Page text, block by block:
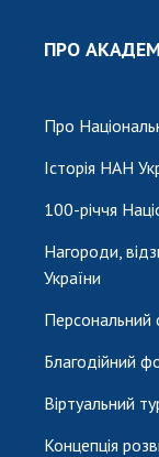
ПРО
Про
Історія НАН
100-річчя
Нагороди,
України
Персональний
Благодійний
Віртуальний
Концепція